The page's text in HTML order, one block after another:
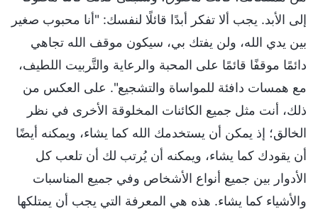
إلى الأبد. يجب ألا تفكر أبدًا قائلًا لنفسك: "أنا محبوب صغير
بين يدي الله، ولن يفتك بي، سيكون موقف الله تجاهي
دائمًا موقفًا قائمًا على المحبة والرعاية والتَّربيت اللطيف،
مع همسات دافئة للمواساة والتشجيع". على العكس من
ذلك، أنت مثل جميع الكائنات المخلوقة الأخرى في نظر
الخالق؛ إذ يمكن أن يستخدمك الله كما يشاء، ويمكنه أيضًا
أن يقودك كما يشاء، ويمكنه أن يُرتب لك أن تلعب كل
الأدوار بين جميع أنواع الأشخاص وفي جميع المناسبات
والأشياء كما يشاء. هذه هي المعرفة التي يجب أن يمتلكها